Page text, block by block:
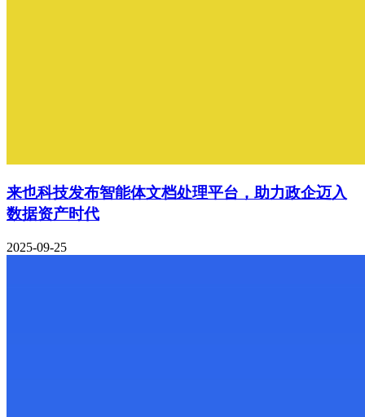
来也科技发布智能体文档处理平台，助力政企迈入
数据资产时代
2025-09-25